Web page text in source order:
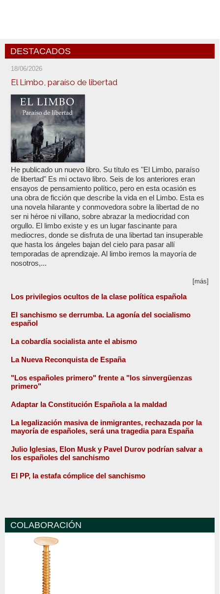
DESTACADOS
18/06/2026
El Limbo, paraíso de libertad
He publicado un nuevo libro. Su título es "El Limbo, paraíso
de libertad" Es mi octavo libro. Seis de los anteriores eran
ensayos de pensamiento político, pero en esta ocasión es
una obra de ficción que describe la vida en el Limbo. Esta es
una novela hilarante y conmovedora sobre la libertad de no
ser ni héroe ni villano, sobre abrazar la mediocridad con
orgullo. El limbo existe y es un lugar fascinante para
mediocres, donde se disfruta de una libertad tan insuperable
que hasta los ángeles bajan del cielo para pasar allí
temporadas de aprendizaje. Al limbo iremos la mayoría de
nosotros,...
[más]
Los privilegios ocultos de la clase política española
El sanchismo se derrumba. La agonía del socialismo
español
La cobardía socialista ante el abismo
La Nueva Reconquista de España
"Los españoles primero" frente a "los sinvergüenzas
primero"
Adaptar la Constitución Española a la maldad
La legalización masiva de inmigrantes, rechazada por la
mayoría de españoles, será una tragedia para España
Julio Iglesias, Elon Musk y Pavel Durov podrían salvar a
los españoles del sanchismo
El PP, la estafa cómplice del sanchismo
COLABORACIÓN